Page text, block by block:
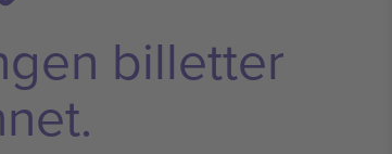
billetter